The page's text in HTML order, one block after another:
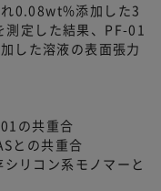
0.08wt%添加した3
定した結果、PF-01
した溶液の表面張力
の共重合
との共重合
リコン系モノマーと